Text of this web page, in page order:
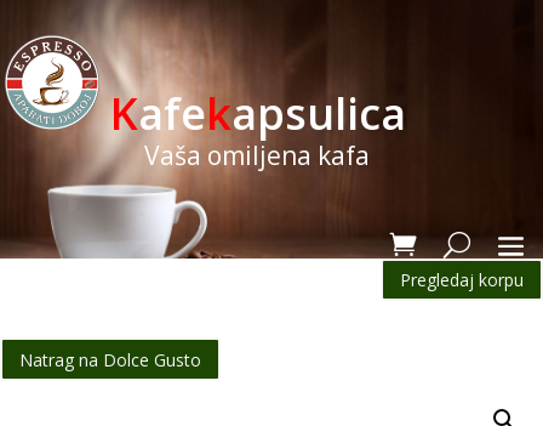
Kafekapsulica
Vaša omiljena kafa
Pregledaj korpu
Natrag na Dolce Gusto